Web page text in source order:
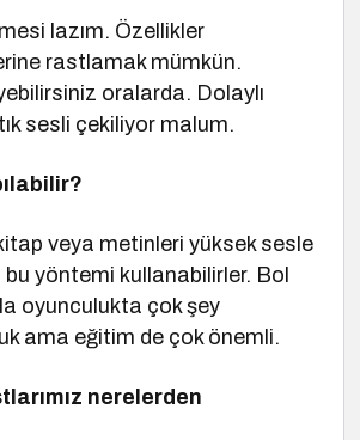
lazım. Özellikler
rastlamak mümkün.
oralarda. Dolaylı
sesli çekiliyor malum.
veya metinleri yüksek sesle
yöntemi kullanabilirler. Bol
oyunculukta çok şey
ama eğitim de çok önemli.
nerelerden